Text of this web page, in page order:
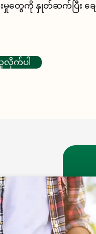
မှုတွေကို နှုတ်ဆက်ပြီး ချ
က်ပါ